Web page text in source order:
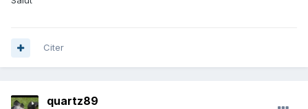
Citer
quartz89